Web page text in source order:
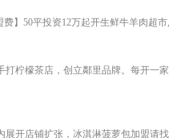
】50平投资12万起开生鲜牛羊肉超市,
柠檬茶店，创立鄰里品牌。每开一
开店铺扩张，冰淇淋菠萝包加盟请